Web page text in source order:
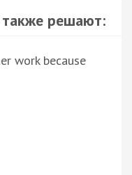
также решают:
work because